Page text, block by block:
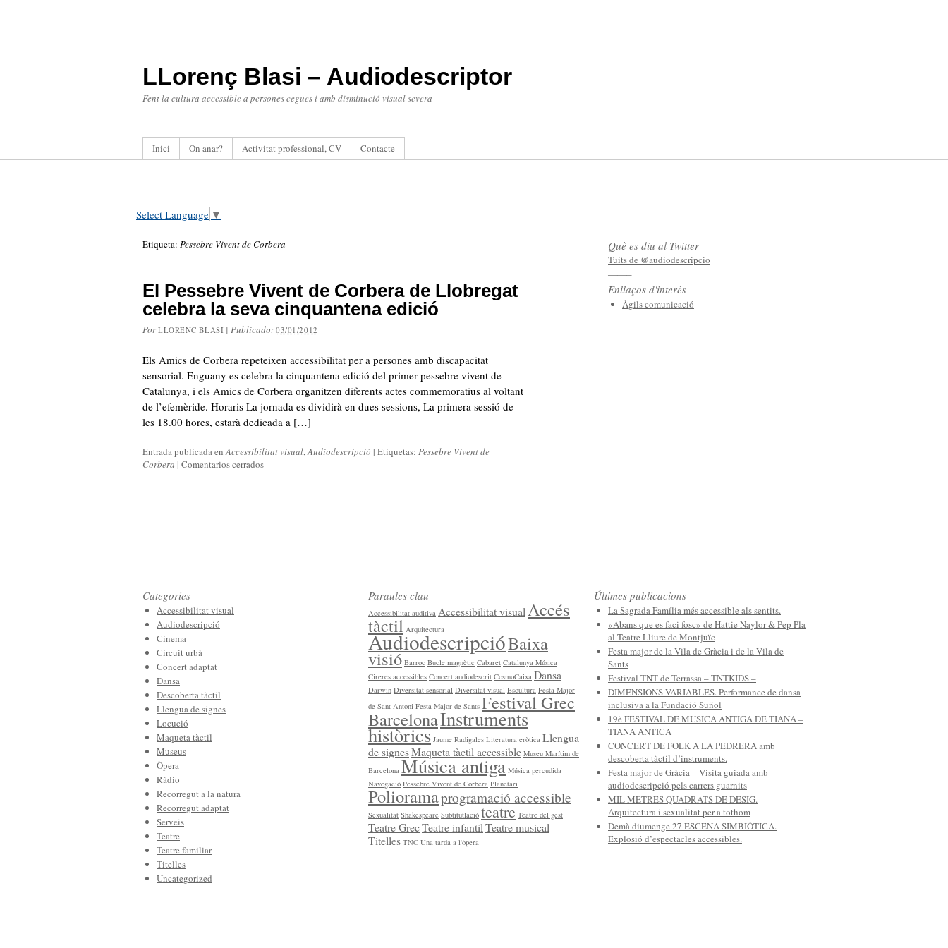
LLorenç Blasi – Audiodescriptor
Fent la cultura accessible a persones cegues i amb disminució visual severa
Inici On anar? Activitat professional, CV Contacte
Select Language ▼
Etiqueta: Pessebre Vivent de Corbera
El Pessebre Vivent de Corbera de Llobregat
celebra la seva cinquantena edició
PorLLORENC BLASI |Publicado:03/01/2012
Els Amics de Corbera repeteixen accessibilitat per a persones amb discapacitat
sensorial. Enguany es celebra la cinquantena edició del primer pessebre vivent de
Catalunya, i els Amics de Corbera organitzen diferents actes commemoratius al voltant
de l’efemèride. Horaris La jornada es dividirà en dues sessions, La primera sessió de
les 18.00 hores, estarà dedicada a […]
Entrada publicada enAccessibilitat visual,Audiodescripció | Etiquetas: Pessebre Vivent de
Corbera | Comentarios cerrados
Què es diu al Twitter
Tuits de @audiodescripcio
——–
Enllaços d'interès
Àgils comunicació
Categories
Accessibilitat visual
Audiodescripció
Cinema
Circuit urbà
Concert adaptat
Dansa
Descoberta tàctil
Llengua de signes
Locució
Maqueta tàctil
Museus
Òpera
Ràdio
Recorregut a la natura
Recorregut adaptat
Serveis
Teatre
Teatre familiar
Titelles
Uncategorized
Paraules clau
Accessibilitat auditiva Accessibilitat visualAccés
tàctil Arquitectura
AudiodescripcióBaixa
visió Barroc Bucle magnètic Cabaret Catalunya Música
Cireres accessibles Concert audiodescrit CosmoCaixa Dansa
Darwin Diversitat sensorial Diversitat visual Escultura Festa Major
de Sant Antoni Festa Major de Sants Festival Grec
BarcelonaInstruments
històrics Jaume Radigales Literatura eròtica Llengua
de signesMaqueta tàctil accessible Museu Marítim de
Barcelona Música antiga Música percudida
Navegació Pessebre Vivent de Corbera Planetari
Polioramaprogramació accessible
Sexualitat Shakespeare Subtitutlació teatre Teatre del gest
Teatre GrecTeatre infantilTeatre musical
Titelles TNC Una tarda a l'òpera
Últimes publicacions
La Sagrada Família més accessible als sentits.
«Abans que es faci fosc» de Hattie Naylor & Pep Pla
al Teatre Lliure de Montjuïc
Festa major de la Vila de Gràcia i de la Vila de
Sants
Festival TNT de Terrassa – TNTKIDS –
DIMENSIONS VARIABLES. Performance de dansa
inclusiva a la Fundació Suñol
19è FESTIVAL DE MÚSICA ANTIGA DE TIANA –
TIANA ANTICA
CONCERT DE FOLK A LA PEDRERA amb
descoberta tàctil d’instruments.
Festa major de Gràcia – Visita guiada amb
audiodescripció pels carrers guarnits
MIL METRES QUADRATS DE DESIG.
Arquitectura i sexualitat per a tothom
Demà diumenge 27 ESCENA SIMBIÒTICA.
Explosió d’espectacles accessibles.